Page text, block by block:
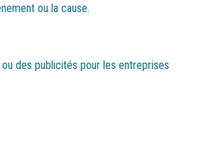
ou la cause.
des publicités pour les entreprises